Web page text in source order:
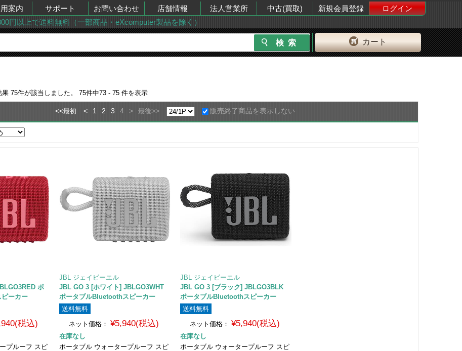
案内 サポート お問い合わせ 店舗情報 法人営業所 中古(買取) 新規会員登録
ログイン
円以上で送料無料（一部商品・eXcomputer製品を除く）
カート
果 75件が該当しました。 75件中73 - 75 件を表示
<<最初 < 1 2 3 4 > 最後>> 販売終了商品を表示しない
ポ
ーカー
税込)
プルーフ スピ
JBL ジェイビーエル
JBL GO 3 [ホワイト] JBLGO3WHT
ポータブルBluetoothスピーカー
送料無料
ネット価格： ¥5,940(税込)
在庫なし
ポータブル ウォータープルーフ スピ
JBL ジェイビーエル
JBL GO 3 [ブラック] JBLGO3BLK
ポータブルBluetoothスピーカー
送料無料
ネット価格：
¥5,940(税込)
在庫なし
ポータブル ウォータープルーフ スピ